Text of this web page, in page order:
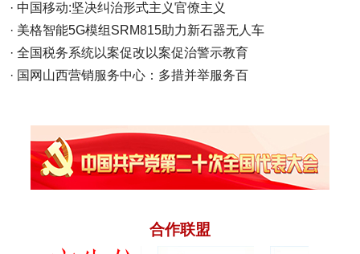
· 中国移动:坚决纠治形式主义官僚主义
· 美格智能5G模组SRM815助力新石器无人车
· 全国税务系统以案促改以案促治警示教育
· 国网山西营销服务中心：多措并举服务百
合作联盟